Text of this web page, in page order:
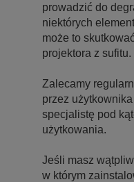
prowadzić do
niektórych
może to
projektora z sufitu.
Zalecamy
przez
specjalistę pod
użytkowania.
Jeśli masz
w którym